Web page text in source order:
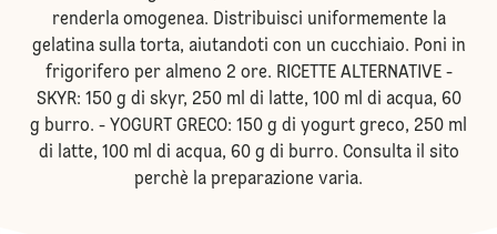
renderla omogenea. Distribuisci uniformemente la
gelatina sulla torta, aiutandoti con un cucchiaio. Poni in
frigorifero per almeno 2 ore. RICETTE ALTERNATIVE -
SKYR: 150 g di skyr, 250 ml di latte, 100 ml di acqua, 60
g burro. - YOGURT GRECO: 150 g di yogurt greco, 250 ml
di latte, 100 ml di acqua, 60 g di burro. Consulta il sito
perchè la preparazione varia.